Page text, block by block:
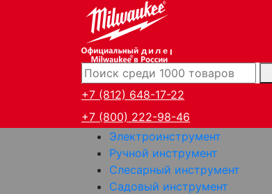
дилер
+7 (812) 648-17-22
+7 (800) 222-98-46
Электроинструмент
Ручной инструмент
Слесарный инструмент
Садовый инструмент